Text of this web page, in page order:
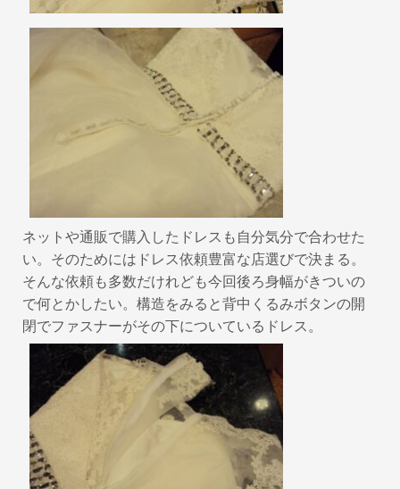
ネットや通販で購入したドレスも自分気分で合わせた
い。そのためにはドレス依頼豊富な店選びで決まる。
そんな依頼も多数だけれども今回後ろ身幅がきついの
で何とかしたい。構造をみると背中くるみボタンの開
閉でファスナーがその下についているドレス。